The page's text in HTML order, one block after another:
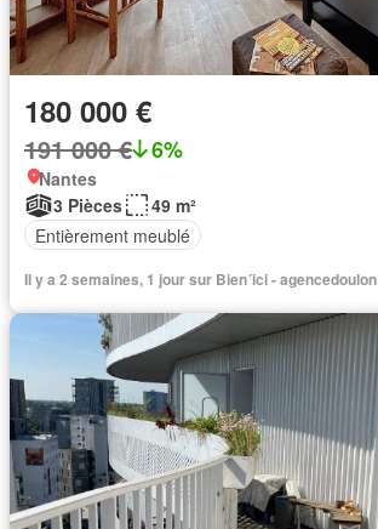
180 000 €
191 000 € 6%
Nantes
3 Pièces
49 m²
Entièrement meublé
Il y a 2 semaines, 1 jour sur Bien´ici - agencedoulon